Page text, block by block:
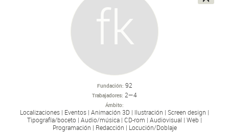
Fundación 92
Trabajadores 2—4
Ámbito
Localizaciones Eventos Animación 3D Ilustración
Screen design
Tipografía/boceto Audio/música CD-rom Audiovisual
Web
Programación
Redacción Locución/Doblaje